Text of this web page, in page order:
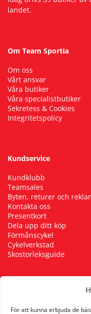
För att kunna erbjuda de
landet.
Om Team Sportia
Om oss
Vårt ansvar
Våra butiker
Våra specialistbutiker
Sekretess & Cookies
Integritetspolicy
Kundservice
Kundklubb
Teamsales
Byten, returer och
Kontakta oss
Presentkort
Dela upp ditt köp
Förmånscykel
Cykelverkstad
Skostorleksguide